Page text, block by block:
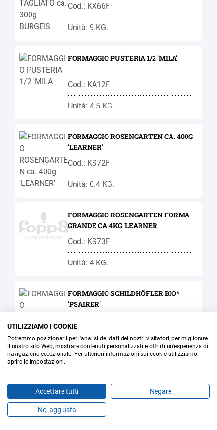
Prodotti Preferiti Temi
Cod.: KX66F
Unità: 9 KG.
FORMAGGIO PUSTERIA 1/2 'MILA'
Cod.: KA12F
Unità: 4.5 KG.
FORMAGGIO ROSENGARTEN CA. 400G
'LEARNER'
Cod.: KS72F
Unità: 0.4 KG.
FORMAGGIO ROSENGARTEN FORMA
GRANDE CA.4KG 'LEARNER
Cod.: KS73F
Unità: 4 KG.
FORMAGGIO SCHILDHÖFLER BIO*
'PSAIRER'
Unità: 0.55 KG.
'PSAIRER'
Cod.: BI36F
Unità: 0.55 KG.
UTILIZZIAMO I COOKIE
Potremmo posizionarli per l'analisi dei dati dei nostri visitatori, per migliorare
il nostro sito Web, mostrare contenuti personalizzati e offrirti un'esperienza di
navigazione eccezionale. Per ulteriori informazioni sui cookie utilizziamo
aprire le impostazioni.
Accettare tutti Negare
No, aggiusta